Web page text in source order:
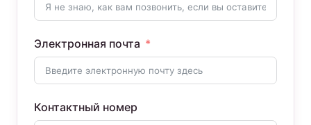
Электронная почта
Контактный номер